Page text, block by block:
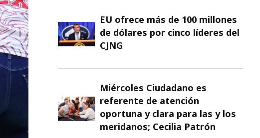
EU ofrece más de 100 millones
de dólares por cinco líderes del
CJNG
Miércoles Ciudadano es
referente de atención
oportuna y clara para las y los
meridanos; Cecilia Patrón